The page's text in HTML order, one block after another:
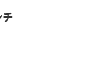
チ